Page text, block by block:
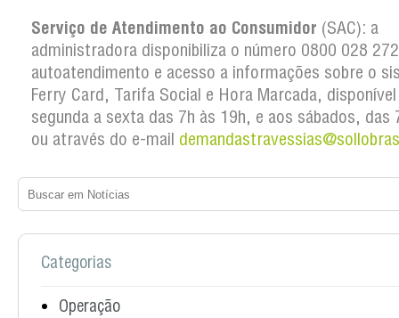
Serviço de Atendimento ao Consumidor (SAC): a
administradora disponibiliza o número 0800 028
autoatendimento e acesso a informações sobre o
Ferry Card, Tarifa Social e Hora Marcada,
segunda a sexta das 7h às 19h, e aos sábados, das
ou através do e-mail
Categorias
Operação